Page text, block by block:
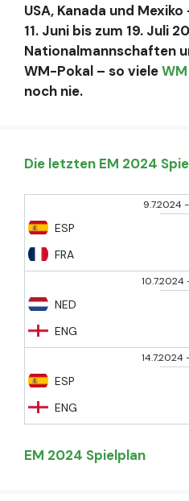
USA, Kanada und
11. Juni bis zum 19. Juli
Nationalmannschaften
WM-Pokal – so viele
noch nie.
Die letzten EM 2024
9.7.2024-
ESP
FRA
10.7.2024
NED
ENG
14.7.2024
ESP
ENG
EM 2024 Spielplan